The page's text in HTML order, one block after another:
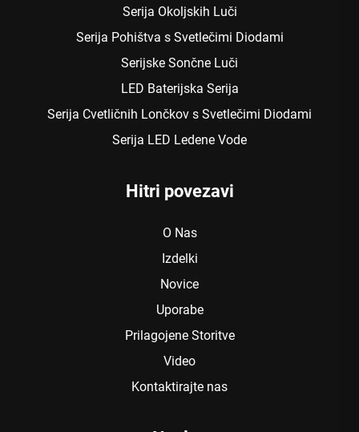
Serija Okoljskih Luči
Serija Pohištva s Svetlečimi Diodami
Serijske Sončne Luči
LED Baterijska Serija
Serija Cvetličnih Lončkov s Svetlečimi Diodami
Serija LED Ledene Vode
Hitri povezavi
O Nas
Izdelki
Novice
Uporabe
Prilagojene Storitve
Video
Kontaktirajte nas